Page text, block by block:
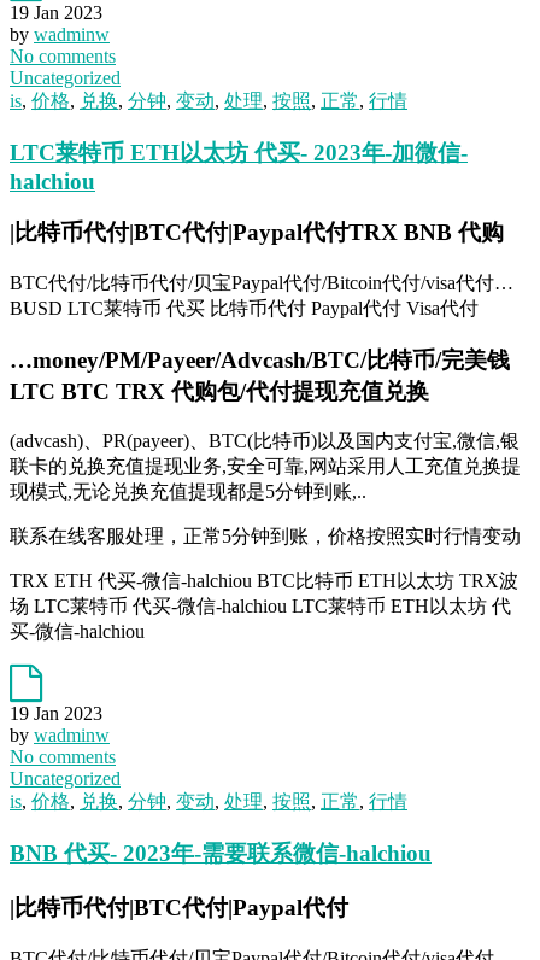
19 Jan 2023
by wadminw
No comments
Uncategorized
is, 价格, 兑换, 分钟, 变动, 处理, 按照, 正常, 行情
LTC莱特币 ETH以太坊 代买- 2023年-加微信-
halchiou
|比特币代付|BTC代付|Paypal代付TRX BNB 代购
BTC代付/比特币代付/贝宝Paypal代付/Bitcoin代付/visa代付…
BUSD LTC莱特币 代买 比特币代付 Paypal代付 Visa代付
…money/PM/Payeer/Advcash/BTC/比特币/完美钱
LTC BTC TRX 代购包/代付提现充值兑换
(advcash)、PR(payeer)、BTC(比特币)以及国内支付宝,微信,银
联卡的兑换充值提现业务,安全可靠,网站采用人工充值兑换提
现模式,无论兑换充值提现都是5分钟到账,..
联系在线客服处理，正常5分钟到账，价格按照实时行情变动
TRX ETH 代买-微信-halchiou BTC比特币 ETH以太坊 TRX波
场 LTC莱特币 代买-微信-halchiou LTC莱特币 ETH以太坊 代
买-微信-halchiou
19 Jan 2023
by wadminw
No comments
Uncategorized
is, 价格, 兑换, 分钟, 变动, 处理, 按照, 正常, 行情
BNB 代买- 2023年-需要联系微信-halchiou
|比特币代付|BTC代付|Paypal代付